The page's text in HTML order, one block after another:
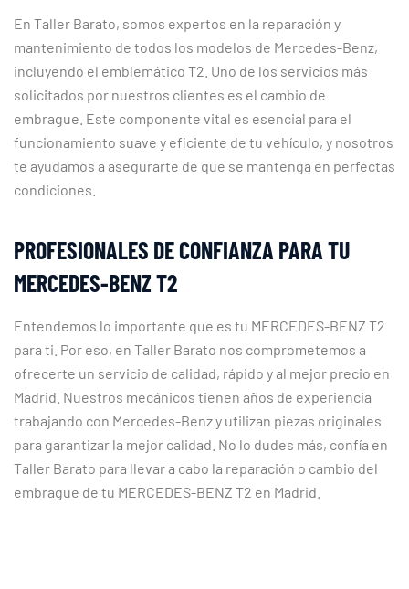
En Taller Barato, somos expertos en la reparación y
mantenimiento de todos los modelos de Mercedes-Benz,
incluyendo el emblemático T2. Uno de los servicios más
solicitados por nuestros clientes es el cambio de
embrague. Este componente vital es esencial para el
funcionamiento suave y eficiente de tu vehículo, y nosotros
te ayudamos a asegurarte de que se mantenga en perfectas
condiciones.
PROFESIONALES DE CONFIANZA PARA TU
MERCEDES-BENZ T2
Entendemos lo importante que es tu MERCEDES-BENZ T2
para ti. Por eso, en Taller Barato nos comprometemos a
ofrecerte un servicio de calidad, rápido y al mejor precio en
Madrid. Nuestros mecánicos tienen años de experiencia
trabajando con Mercedes-Benz y utilizan piezas originales
para garantizar la mejor calidad. No lo dudes más, confía en
Taller Barato para llevar a cabo la reparación o cambio del
embrague de tu MERCEDES-BENZ T2 en Madrid.